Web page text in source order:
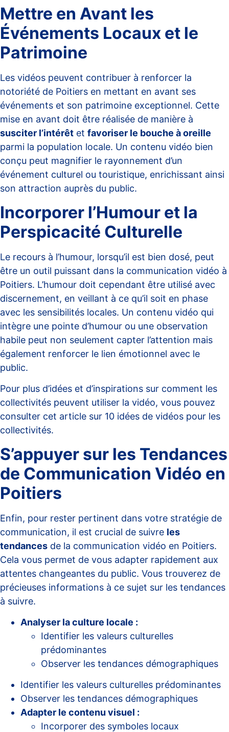
Mettre en Avant les
Événements Locaux et le
Patrimoine
Les vidéos peuvent contribuer à renforcer la
notoriété de Poitiers en mettant en avant ses
événements et son patrimoine exceptionnel. Cette
mise en avant doit être réalisée de manière à
susciter l’intérêt et favoriser le bouche à oreille
parmi la population locale. Un contenu vidéo bien
conçu peut magnifier le rayonnement d’un
événement culturel ou touristique, enrichissant ainsi
son attraction auprès du public.
Incorporer l’Humour et la
Perspicacité Culturelle
Le recours à l’humour, lorsqu’il est bien dosé, peut
être un outil puissant dans la communication vidéo à
Poitiers. L’humour doit cependant être utilisé avec
discernement, en veillant à ce qu’il soit en phase
avec les sensibilités locales. Un contenu vidéo qui
intègre une pointe d’humour ou une observation
habile peut non seulement capter l’attention mais
également renforcer le lien émotionnel avec le
public.
Pour plus d’idées et d’inspirations sur comment les
collectivités peuvent utiliser la vidéo, vous pouvez
consulter cet article sur 10 idées de vidéos pour les
collectivités.
S’appuyer sur les Tendances
de Communication Vidéo en
Poitiers
Enfin, pour rester pertinent dans votre stratégie de
communication, il est crucial de suivre les
tendances de la communication vidéo en Poitiers.
Cela vous permet de vous adapter rapidement aux
attentes changeantes du public. Vous trouverez de
précieuses informations à ce sujet sur les tendances
à suivre.
Analyser la culture locale :
Identifier les valeurs culturelles
prédominantes
Observer les tendances démographiques
Identifier les valeurs culturelles prédominantes
Observer les tendances démographiques
Adapter le contenu visuel :
Incorporer des symboles locaux